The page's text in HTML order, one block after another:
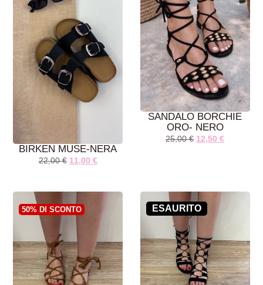
BIRKEN MUSE-NERA
22,00€ 11,00 €
AGGIUNGI AL
CARRELLO
SANDALO BORCHIE
ORO- NERO
25,00€ 12,50€
AGGIUNGI AL
CARRELLO
50% DI SCONTO ESAURITO